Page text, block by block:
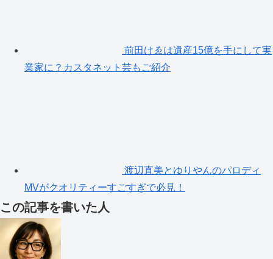
前田けゑは遺産15億を手にして実
業家に？カスタネット芸もご紹介
渡辺直美とゆりやんのパロディ
MVがクオリティーすごすぎで必見！
この記事を書いた人